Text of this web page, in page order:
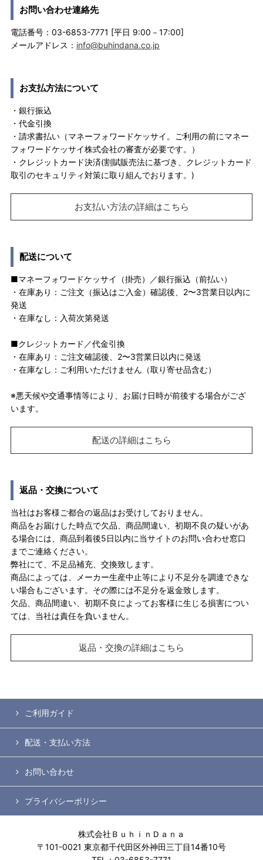
お問い合わせ連絡先
電話番号：03-6853-7771 [平日 9:00－17:00]
メールアドレス： info@buhindana.co.jp
お支払方法について
・銀行振込
・代金引換
・請求書払い（マネーフォワードケッサイ。ご利用の前にマネー
フォワードケッサイ株式会社の審査が必要です。）
・クレジットカード決済(割賦販売法に基づき、クレジットカード
取引のセキュリティ対策に取り組んでおります。)
お支払い方法の詳細はこちら
配送について
■マネーフォワードケッサイ（掛売）／銀行振込（前払い）
・在庫あり：ご注文（振込はご入金）確認後、2〜3営業日以内に
発送
・在庫なし：入荷次第発送
■クレジットカード／代金引換
・在庫あり：ご注文確認後、2〜3営業日以内に発送
・在庫なし：ご利用いただけません（取り寄せ品含む）
※悪天候や交通事情等により、お届け日時が前後する場合がござ
います。
配送の詳細はこちら
返品・交換について
当社はお客様ご都合の返品はお受けしておりません。
商品をお届けした時点で欠品、商品間違い、初期不良の疑いがあ
る場合には、商品到着後5日以内に当サイトのお問い合わせ窓口
までご連絡ください。
弊社にて、不足品補充、交換致します。
商品によっては、メーカー生産中止等により不足分を調達できな
い場合もございます。その際には不足分を返金致します。
欠品、商品間違い、初期不良によってお客様に生じる損害につい
ては、当社は責任を負いません。
返品・交換の詳細はこちら
ご利用ガイド
配送・支払い方法
お問い合わせ
プライバシーポリシー
株式会社ＢｕｈｉｎＤａｎａ
〒101-0021 東京都千代田区外神田三丁目14番10号